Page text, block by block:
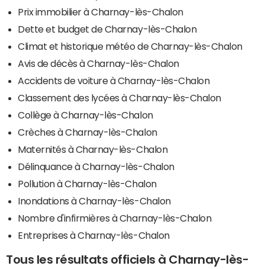
Prix immobilier à Charnay-lès-Chalon
Dette et budget de Charnay-lès-Chalon
Climat et historique météo de Charnay-lès-Chalon
Avis de décès à Charnay-lès-Chalon
Accidents de voiture à Charnay-lès-Chalon
Classement des lycées à Charnay-lès-Chalon
Collège à Charnay-lès-Chalon
Crèches à Charnay-lès-Chalon
Maternités à Charnay-lès-Chalon
Délinquance à Charnay-lès-Chalon
Pollution à Charnay-lès-Chalon
Inondations à Charnay-lès-Chalon
Nombre d'infirmières à Charnay-lès-Chalon
Entreprises à Charnay-lès-Chalon
Tous les résultats officiels à Charnay-lès-